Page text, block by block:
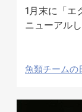
1月末に「エ
ニューアル
魚類チームの